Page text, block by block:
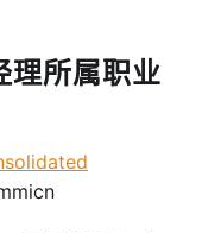
理所属职业